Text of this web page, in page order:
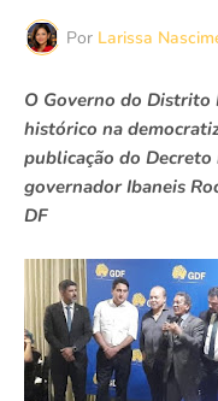
Por Larissa
O Governo do Distrito
histórico na
publicação do
governador Ibaneis
DF